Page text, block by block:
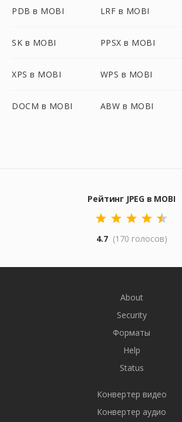
PDB в MOBI LRF в MOBI
SK в MOBI PPSX в MOBI
XPS в MOBI WPS в MOBI
DOCM в MOBI ABW в MOBI
Рейтинг JPEG в MOBI
4.7 (170 голосов)
About
Security
Форматы
Help
Status
Конвертер видео
Конвертер аудио